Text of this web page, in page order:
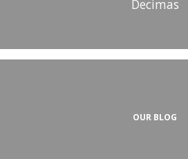
Decimas
OUR BLOG